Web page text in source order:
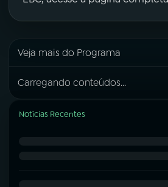
Veja mais do Programa
Carregando conteúdos...
Notícias Recentes